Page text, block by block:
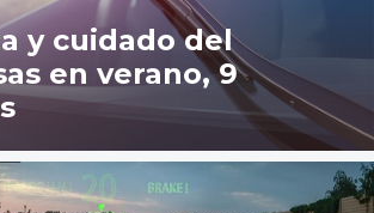
y cuidado del
en verano, 9